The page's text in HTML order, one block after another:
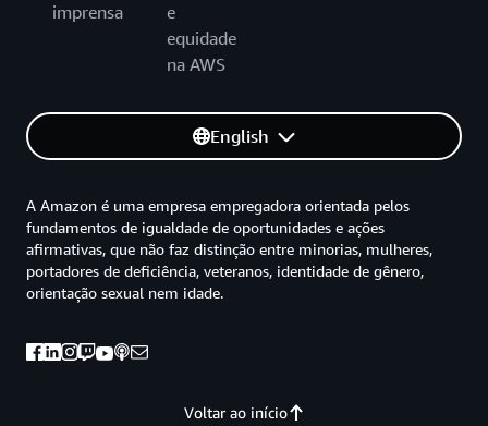
imprensa
e
equidade
na AWS
English
Voltar ao início
A Amazon é uma empresa empregadora orientada pelos
fundamentos de igualdade de oportunidades e ações
afirmativas, que não faz distinção entre minorias, mulheres,
portadores de deficiência, veteranos, identidade de gênero,
orientação sexual nem idade.